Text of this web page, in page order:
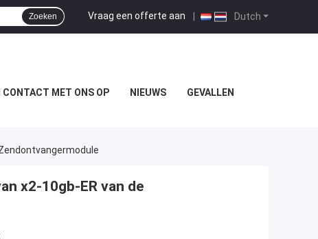
Dutch
Vraag een offerte aan |
Zoeken
CONTACT MET ONS OP NIEUWS GEVALLEN
x2-10gb-ER van de